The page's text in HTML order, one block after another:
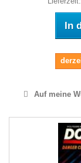
In
Auf meine